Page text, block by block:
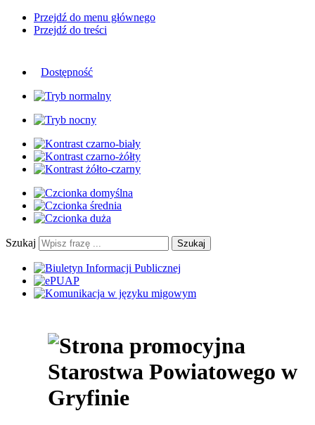
Przejdź do menu głównego
Przejdź do treści
Dostępność
Szukaj Szukaj